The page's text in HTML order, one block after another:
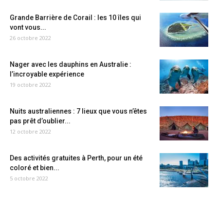
Grande Barrière de Corail : les 10 îles qui
vont vous...
26 octobre 2022
Nager avec les dauphins en Australie :
l’incroyable expérience
19 octobre 2022
Nuits australiennes : 7 lieux que vous n’êtes
pas prêt d’oublier...
12 octobre 2022
Des activités gratuites à Perth, pour un été
coloré et bien...
5 octobre 2022